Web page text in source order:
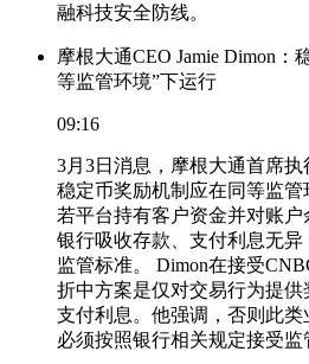
融科技安全防线。
摩根大通CEO Jamie Dimon：
等监管环境”下运行
09:16
3月3日消息，摩根大通首席执
稳定币奖励机制应在同等监管
若平台持有客户资金并对账
银行吸收存款、支付利息无
监管标准。 Dimon在接受
折中方案是仅对交易行为提
支付利息。他强调，否则此类
必须按照银行相关规定接受监